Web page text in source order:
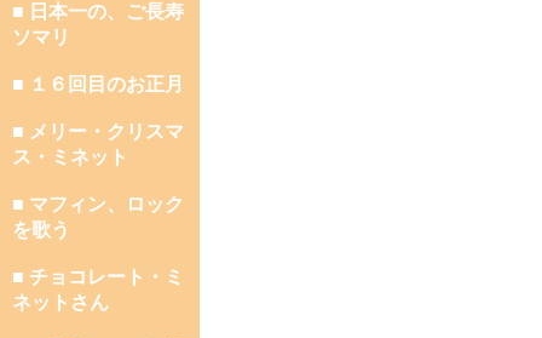
■ 日本一の、ご長寿
ソマリ
■ １６回目のお正月
■ メリー・クリスマ
ス・ミネット
■ マフィン、ロック
を歌う
■ チョコレート・ミ
ネットさん